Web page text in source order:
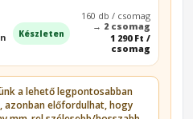
Készleten
160 db / csomag
→ 2 csomag
1 290 Ft /
csomag
a lehető legpontosabban
azonban előfordulhat, hogy